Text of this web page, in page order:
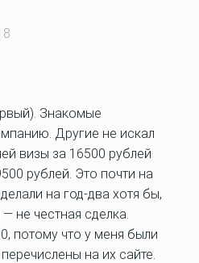
Знакомые
Другие не искал
визы за 16500 рублей
рублей. Это почти на
на год-два хотя бы,
не честная сделка.
потому что у меня были
на их сайте.